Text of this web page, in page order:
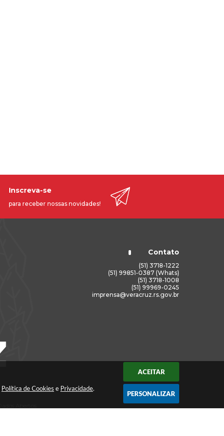
Política de Cookies e Privacidade.
ACEITAR
PERSONALIZAR
Contato
(51) 3718-1222
(51) 99851-0387 (Whats)
(51) 3718-1008
(51) 99969-0245
imprensa@veracruz.rs.gov.br
Inscreva-se
para receber nossas novidades!